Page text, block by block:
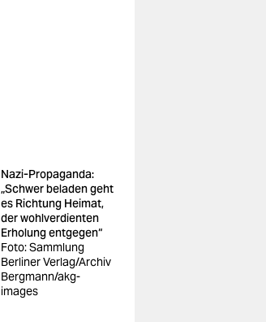
Nazi-Propaganda:
„Schwer beladen geht
es Richtung Heimat,
der wohlverdienten
Erholung entgegen“
Foto: Sammlung
Berliner Verlag/Archiv
Bergmann/akg-
images